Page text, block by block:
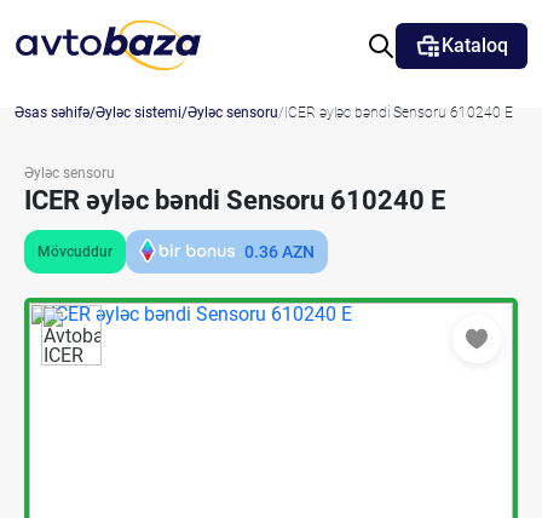
Kataloq
Əsas səhifə Əyləc sistemi Əyləc sensoru ICER əyləc bəndi Sensoru 610240 E
Əyləc sensoru
ICER əyləc bəndi Sensoru 610240 E
Mövcuddur 0.36AZN